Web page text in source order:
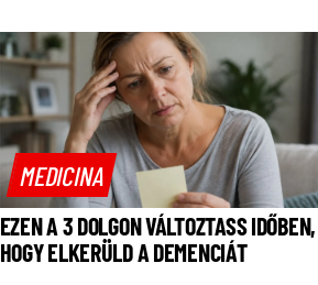
MEDICINA
EZEN A 3 DOLGON VÁLTOZTASS IDŐBEN,
HOGY ELKERÜLD A DEMENCIÁT